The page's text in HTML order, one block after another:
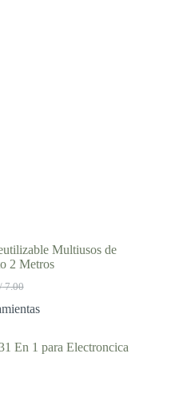
Multiusos de
2 Metros
7.00
7.00.
6.00.